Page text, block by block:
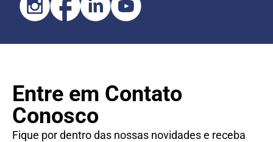
Entre em Contato
Conosco
Fique por dentro das nossas novidades e receba